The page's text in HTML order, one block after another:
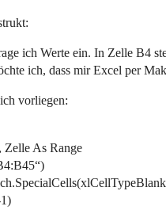
ich Werte ein. In Zelle B4
ich, dass mir Excel per
vorliegen:
Zelle As Range